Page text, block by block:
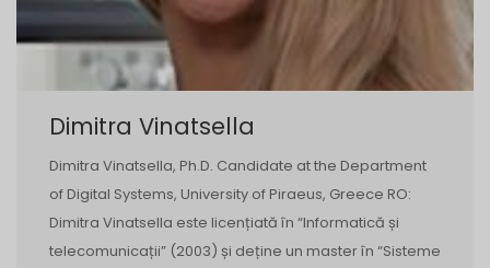
Dimitra Vinatsella
Dimitra Vinatsella, Ph.D. Candidate at the Department
of Digital Systems, University of Piraeus, Greece RO:
Dimitra Vinatsella este licențiată în “Informatică și
telecomunicații” (2003) și deține un master în “Sisteme